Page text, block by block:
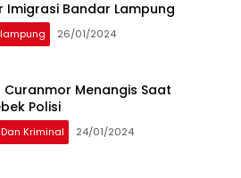
Imigrasi Bandar Lampung
26/01/2024
Curanmor Menangis Saat
Polisi
Kriminal 24/01/2024